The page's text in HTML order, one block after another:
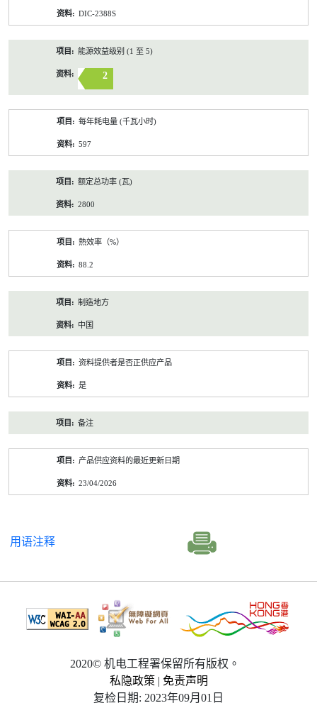
DIC-2388S
能源效益级别 (1 至 5)
2
每年耗电量 (千瓦小时)
597
额定总功率 (瓦)
2800
熱效率（%）
88.2
制造地方
中国
资料提供者是否正供应产品
是
备注
产品供应资料的最近更新日期
23/04/2026
用语注释
2020© 机电工程署保留所有版权。
私隐政策 | 免责声明
复检日期: 2023年09月01日